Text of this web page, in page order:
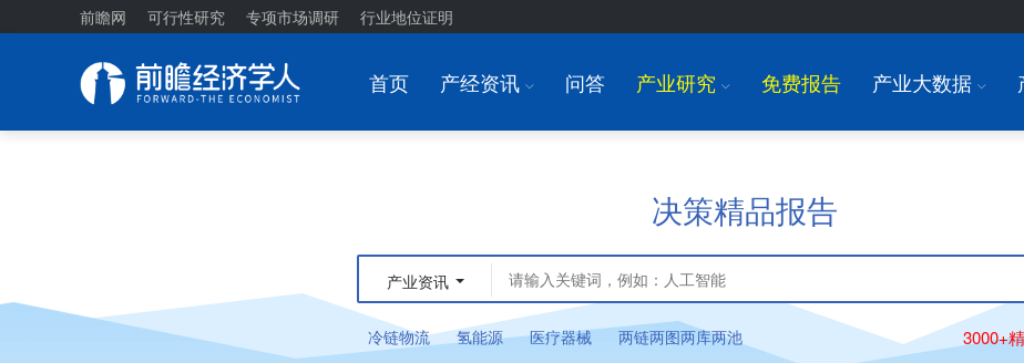
前瞻网 可行性研究 专项市场调研 行业地位证明
首页 产经资讯 I 问答 产业研究 I 免费报告 产业大数据 I
决策精品报告
产业资讯
冷链物流 氢能源 医疗器械 两链两图两库两池 3000+